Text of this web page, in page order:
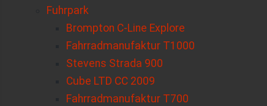
Fuhrpark
Brompton C-Line Explore
Fahrradmanufaktur T1000
Stevens Strada 900
Cube LTD CC 2009
Fahrradmanufaktur T700